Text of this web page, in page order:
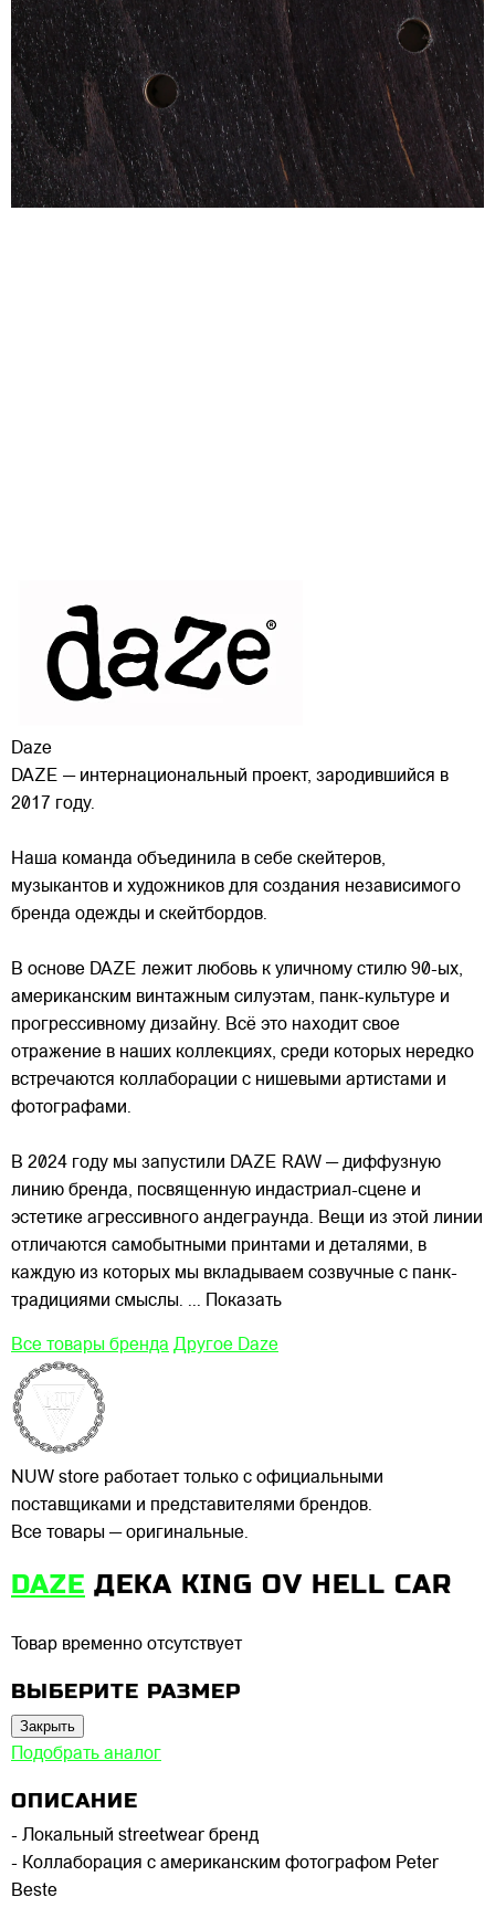
Daze
DAZE — интернациональный проект, зародившийся в
2017 году.
Наша команда объединила в себе скейтеров,
музыкантов и художников для создания независимого
бренда одежды и скейтбордов.
В основе DAZE лежит любовь к уличному стилю 90-ых,
американским винтажным силуэтам, панк-культуре и
прогрессивному дизайну. Всё это находит свое
отражение в наших коллекциях, среди которых нередко
встречаются коллаборации с нишевыми артистами и
фотографами.
В 2024 году мы запустили DAZE RAW — диффузную
линию бренда, посвященную индастриал-сцене и
эстетике агрессивного андеграунда. Вещи из этой линии
отличаются самобытными принтами и деталями, в
каждую из которых мы вкладываем созвучные с панк-
традициями смыслы. ... Показать
Все товары бренда Другое Daze
NUW store работает только с официальными
поставщиками и представителями брендов.
Все товары — оригинальные.
DAZE ДЕКА KING OV HELL CAR
Товар временно отсутствует
ВЫБЕРИТЕ РАЗМЕР
Закрыть
Подобрать аналог
ОПИСАНИЕ
- Локальный streetwear бренд
- Коллаборация с американским фотографом Peter
Beste